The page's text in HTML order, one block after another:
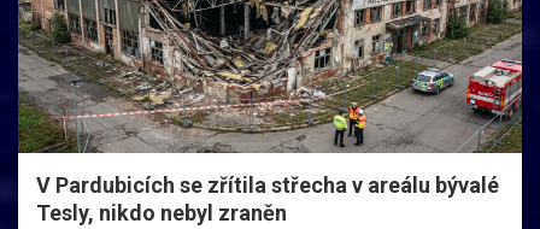
V Pardubicích se zřítila střecha v areálu bývalé
Tesly, nikdo nebyl zraněn